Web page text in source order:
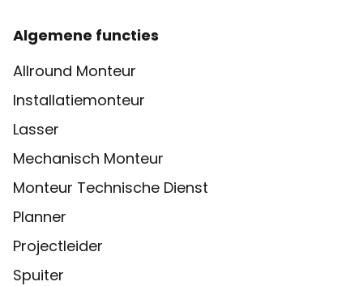
Algemene functies
Allround Monteur
Installatiemonteur
Lasser
Mechanisch Monteur
Monteur Technische Dienst
Planner
Projectleider
Spuiter